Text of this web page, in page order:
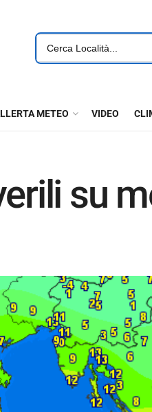
METEO VIDEO
su